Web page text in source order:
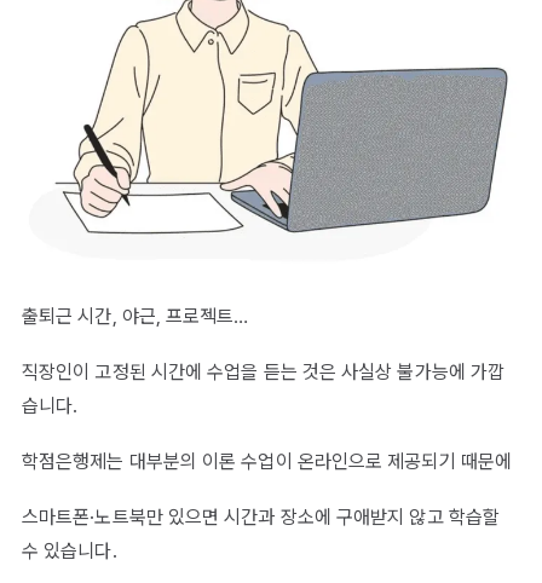
출퇴근 시간, 야근, 프로젝트…
직장인이 고정된 시간에 수업을 듣는 것은 사실상 불가능에 가깝
습니다.
학점은행제는 대부분의 이론 수업이 온라인으로 제공되기 때문에
스마트폰·노트북만 있으면 시간과 장소에 구애받지 않고 학습할
수 있습니다.